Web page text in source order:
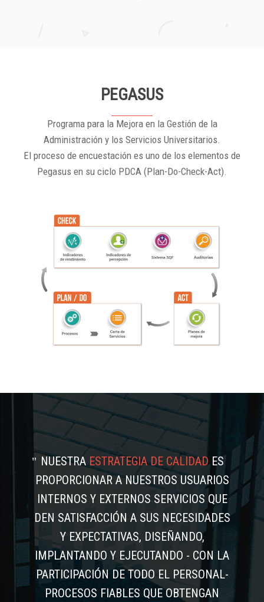
PEGASUS
Programa para la Mejora en la Gestión de la
Administración y los Servicios Universitarios.
El proceso de encuestación es uno de los elementos de
Pegasus en su ciclo PDCA (Plan-Do-Check-Act).
NUESTRAESTRATEGIA DE CALIDADES
PROPORCIONAR A NUESTROS USUARIOS
INTERNOS Y EXTERNOS SERVICIOS QUE
DEN SATISFACCIÓN A SUS NECESIDADES
Y EXPECTATIVAS, DISEÑANDO,
IMPLANTANDO Y EJECUTANDO - CON LA
PARTICIPACIÓN DE TODO EL PERSONAL-
PROCESOS FIABLES QUE OBTENGAN